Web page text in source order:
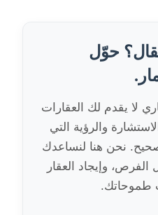
حوّل
لا يقدم لك العقارات
والرؤية التي
نحن هنا لنساعدك
وإيجاد العقار
طموحاتك.